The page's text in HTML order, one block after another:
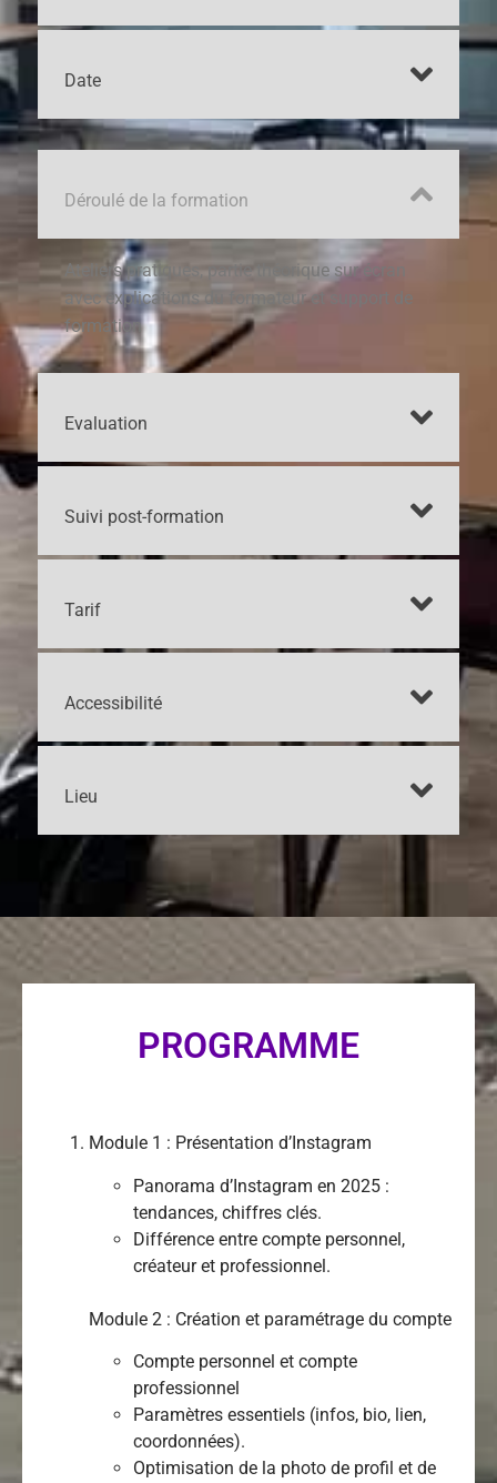
Date
Déroulé de la formation
Ateliers pratiques, partie théorique sur écran
avec explications du formateur et support de
formation
Evaluation
Suivi post-formation
Tarif
Accessibilité
Lieu
PROGRAMME
Module 1 : Présentation d’Instagram
Panorama d’Instagram en 2025 :
tendances, chiffres clés.
Différence entre compte personnel,
créateur et professionnel.
Module 2 : Création et paramétrage du compte
Compte personnel et compte
professionnel
Paramètres essentiels (infos, bio, lien,
coordonnées).
Optimisation de la photo de profil et de